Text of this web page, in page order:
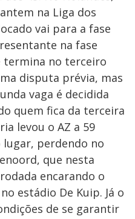
na Liga dos
vai para a fase
na fase
termina no terceiro
disputa prévia, mas
vaga é decidida
quem fica da terceira
levou o AZ a 59
perdendo no
que nesta
encarando o
estádio De Kuip. Já o
de se garantir